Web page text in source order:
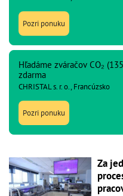
Pozri ponuku
Hľadáme zváračov CO₂
zdarma
CHRISTAL s. r. o., Francúzsko
Pozri ponuku
Za